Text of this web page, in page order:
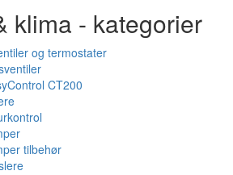
klima - kategorier
og termostater
CT200
tilbehør